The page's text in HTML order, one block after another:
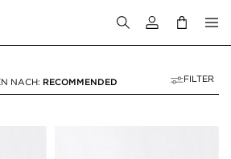
Melden Sie
RECOMMENDED FILTER